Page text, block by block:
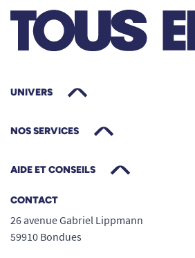
UNIVERS
NOS SERVICES
AIDE ET CONSEILS
CONTACT
26 avenue Gabriel Lippmann
59910 Bondues